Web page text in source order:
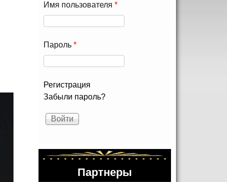
Имя пользователя *
Пароль *
Регистрация
Забыли пароль?
Партнеры